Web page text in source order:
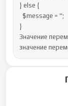
} else {
  $message = '';
}
Значение
значение